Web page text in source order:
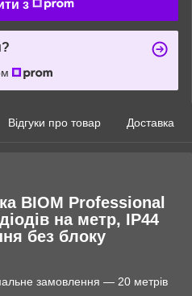
з
Відгуки про товар Доставка
BIOM Professional
на метр, IP44
без блоку
замовлення — 20 метрів